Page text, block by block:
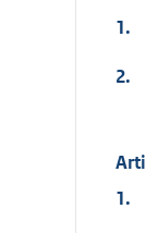
1.
2.
1.